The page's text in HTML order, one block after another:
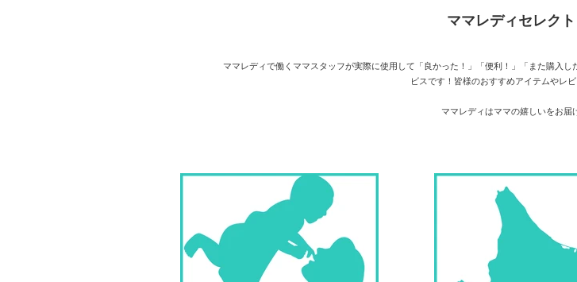
ママレディセレクト
ママレディで働くママスタッフが実際に使用して「良かった！」「便利！」「また購入
ビスです！皆様のおすすめアイテムやレ
ママレディはママの嬉しいをお届